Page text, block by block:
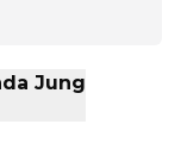
Jung